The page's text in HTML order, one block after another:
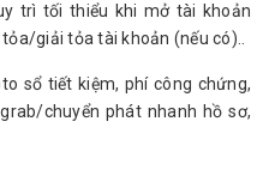
trì tối thiểu khi mở tài khoản
giải tỏa tài khoản (nếu có)..
sổ tiết kiệm, phí công chứng,
chuyển phát nhanh hồ sơ,